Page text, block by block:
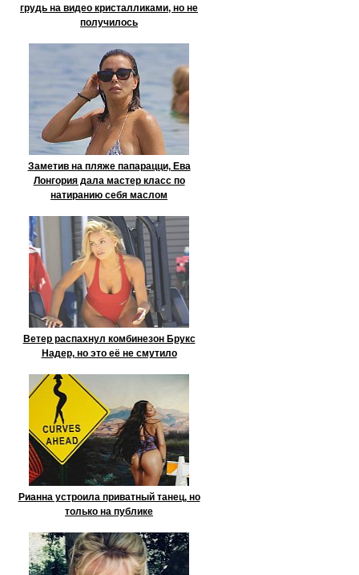
грудь на видео кристалликами, но не
получилось
Заметив на пляже папарацци, Ева
Лонгория дала мастер класс по
натиранию себя маслом
Ветер распахнул комбинезон Брукс
Надер, но это её не смутило
Рианна устроила приватный танец, но
только на публике